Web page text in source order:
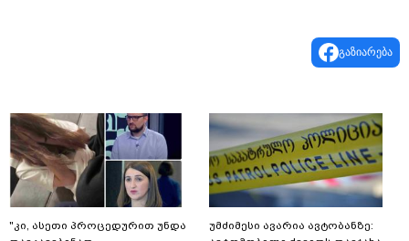
გაზიარება
"კი, ასეთი პროცედურით უნდა
უმძიმესი ავარია ავტობანზე: